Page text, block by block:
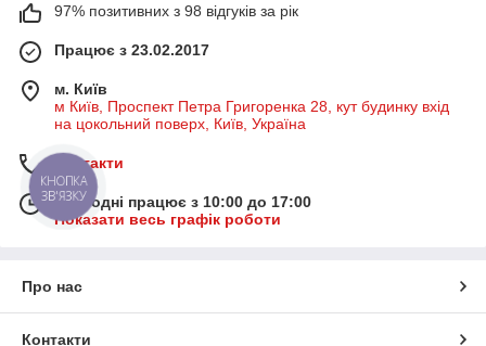
97% позитивних з 98 відгуків за рік
Працює з 23.02.2017
м. Київ
м Київ, Проспект Петра Григоренка 28, кут будинку вхід
на цокольний поверх, Київ, Україна
Контакти
Сьогодні працює з 10:00 до 17:00
Показати весь графік роботи
Про нас
Контакти
КНОПКА
ЗВ'ЯЗКУ